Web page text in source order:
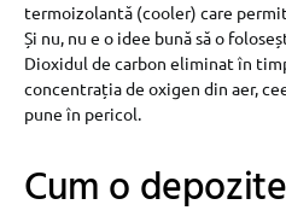
termoizolantă (cooler) care
Și nu, nu e o idee bună să o
Dioxidul de carbon eliminat în
concentrația de oxigen din aer,
pune în pericol.
Cum o